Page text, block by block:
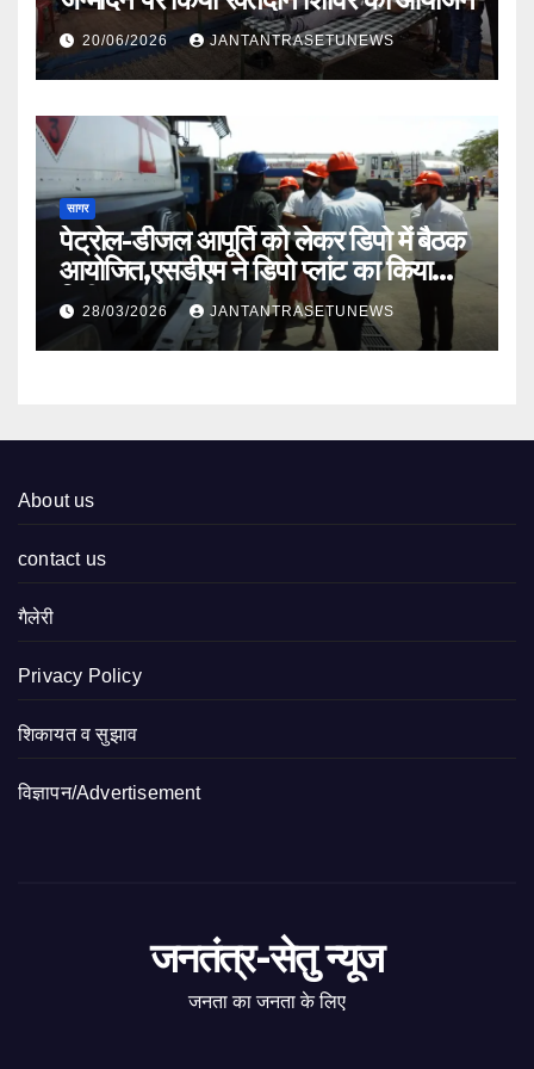
20/06/2026 JANTANTRASETUNEWS
सागर
पेट्रोल-डीजल आपूर्ति को लेकर डिपो में बैठक
आयोजित,एसडीएम ने डिपो प्लांट का किया
निरीक्षण
28/03/2026 JANTANTRASETUNEWS
About us
contact us
गैलेरी
Privacy Policy
शिकायत व सुझाव
विज्ञापन/Advertisement
जनतंत्र-सेतु न्यूज
जनता का जनता के लिए